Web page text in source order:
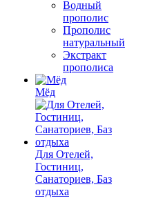
Водный
прополис
Прополис
натуральный
Экстракт
прополиса
Мёд
Для Отелей,
Гостиниц,
Санаториев, Баз
отдыха